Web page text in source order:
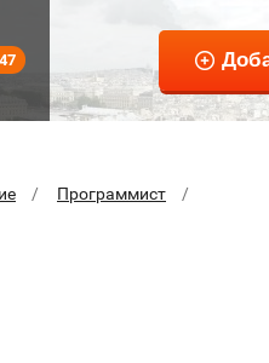
Программист